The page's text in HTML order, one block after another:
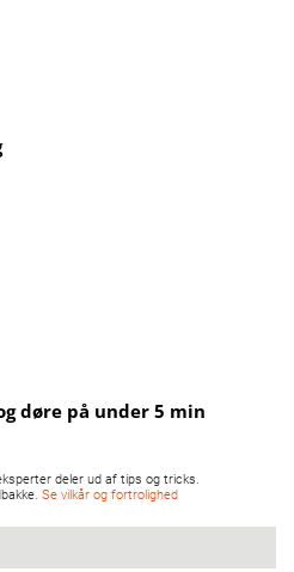
døre på under 5 min
deler ud af tips og tricks.
Se vilkår og fortrolighed